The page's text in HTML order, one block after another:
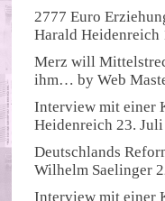
2777 Euro
Harald Heidenreich
Merz will
ihm… byWeb
Interview mit einer
Heidenreich 23.
Deutschlands
Wilhelm Saelinger
Interview mit einer